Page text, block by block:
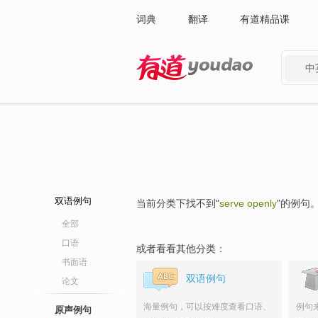
词典 翻译 有道精品课
中
双语例句
全部
口语
书面语
论文
原声例句
当前分类下找不到"serve openly"的例句。
或者看看其他分类：
双语例句
海量例句，可以按难度查看口语、
例句